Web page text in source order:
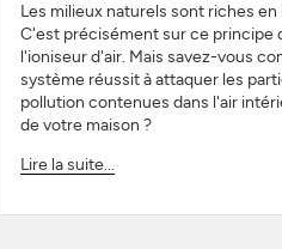
Les milieux naturels sont riches en
C'est précisément sur ce principe
l'ioniseur d'air. Mais savez-vous
système réussit à attaquer les
pollution contenues dans l'air
de votre maison ?
Lire la suite...